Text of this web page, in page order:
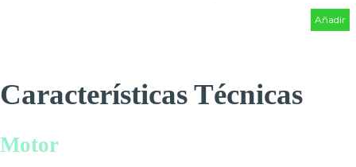
Añadir
Características Técnicas
Motor